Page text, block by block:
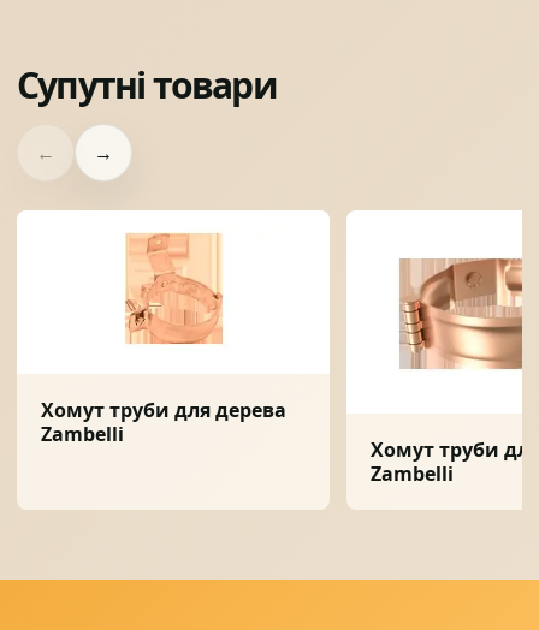
Супутні товари
← →
Хомут труби для дерева
Zambelli
Хомут труби
Zambelli